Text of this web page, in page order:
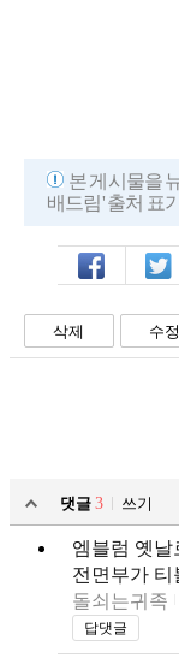
본 게시물을
배드림' 출처 표
페북 트윗
삭제 수정
댓글 3
쓰기
엠블럼 옛
전면부가 티
돌쇠는귀족
답댓글